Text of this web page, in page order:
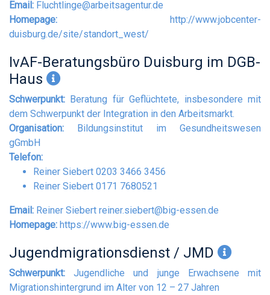
Email: Fluchtlinge@arbeitsagentur.de
Homepage: http://www.jobcenter-
duisburg.de/site/standort_west/
IvAF-Beratungsbüro Duisburg im DGB-
Haus
Schwerpunkt: Beratung für Geflüchtete, insbesondere mit
dem Schwerpunkt der Integration in den Arbeitsmarkt.
Organisation: Bildungsinstitut im Gesundheitswesen
gGmbH
Telefon:
Reiner Siebert 0203 3466 3456
Reiner Siebert 0171 7680521
Email: Reiner Siebert reiner.siebert@big-essen.de
Homepage: https://www.big-essen.de
Jugendmigrationsdienst / JMD
Schwerpunkt:Jugendliche und junge Erwachsene mit
Migrationshintergrund im Alter von 12 – 27 Jahren